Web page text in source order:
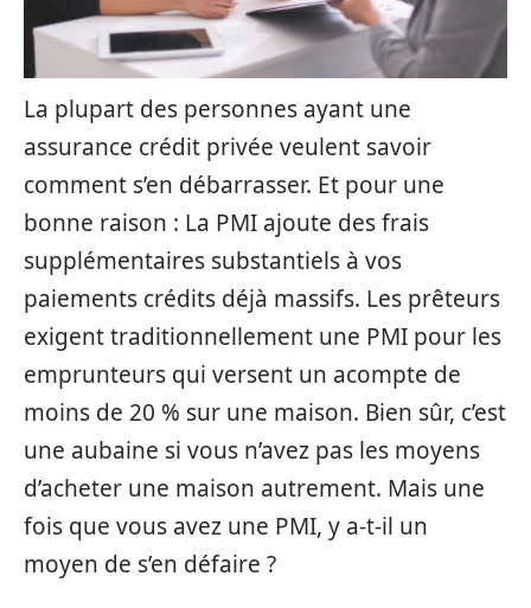
La plupart des personnes ayant une
assurance crédit privée veulent savoir
comment s’en débarrasser. Et pour une
bonne raison : La PMI ajoute des frais
supplémentaires substantiels à vos
paiements crédits déjà massifs. Les prêteurs
exigent traditionnellement une PMI pour les
emprunteurs qui versent un acompte de
moins de 20 % sur une maison. Bien sûr, c’est
une aubaine si vous n’avez pas les moyens
d’acheter une maison autrement. Mais une
fois que vous avez une PMI, y a-t-il un
moyen de s’en défaire ?